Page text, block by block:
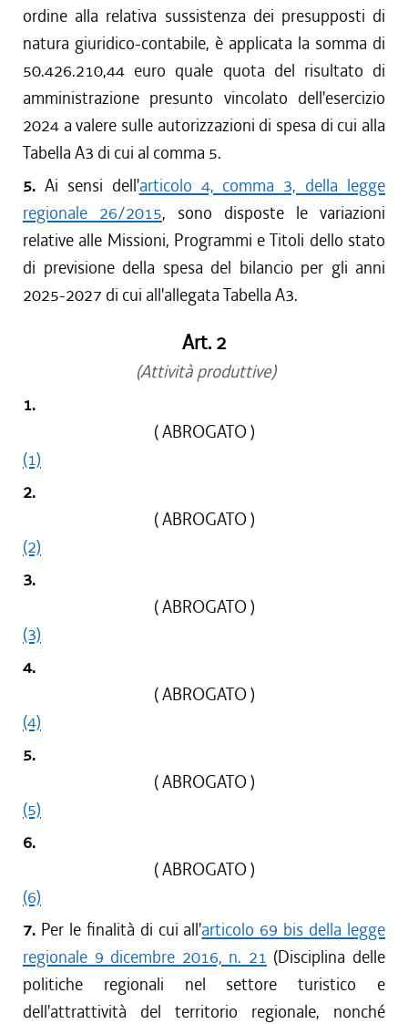
ordine alla relativa sussistenza dei presupposti di
natura giuridico-contabile, è applicata la somma di
50.426.210,44 euro quale quota del risultato di
amministrazione presunto vincolato dell'esercizio
2024 a valere sulle autorizzazioni di spesa di cui alla
Tabella A3 di cui al comma 5.
5. Ai sensi dell'articolo 4, comma 3, della legge
regionale 26/2015, sono disposte le variazioni
relative alle Missioni, Programmi e Titoli dello stato
di previsione della spesa del bilancio per gli anni
2025-2027 di cui all'allegata Tabella A3.
Art. 2
(Attività produttive)
1.
( ABROGATO )
(1)
2.
( ABROGATO )
(2)
3.
( ABROGATO )
(3)
4.
( ABROGATO )
(4)
5.
( ABROGATO )
(5)
6.
( ABROGATO )
(6)
7. Per le finalità di cui all'articolo 69 bis della legge
regionale 9 dicembre 2016, n. 21 (Disciplina delle
politiche regionali nel settore turistico e
dell'attrattività del territorio regionale, nonché